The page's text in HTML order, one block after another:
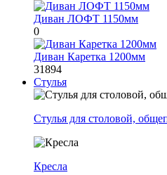
Диван ЛОФТ 1150мм
0
Диван Каретка 1200мм
31894
Стулья
Стулья для столовой,
Кресла